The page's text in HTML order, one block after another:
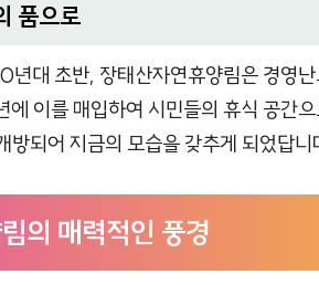
품으로
대 초반, 장태산자연휴양림은 경영
이를 매입하여 시민들의 휴식 공간
되어 지금의 모습을 갖추게 되었답니
의 매력적인 풍경